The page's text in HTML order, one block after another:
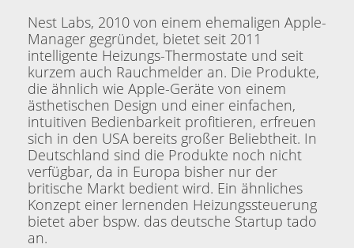
Nest Labs, 2010 von einem ehemaligen Apple-
Manager gegründet, bietet seit 2011
intelligente Heizungs-Thermostate und seit
kurzem auch Rauchmelder an. Die Produkte,
die ähnlich wie Apple-Geräte von einem
ästhetischen Design und einer einfachen,
intuitiven Bedienbarkeit profitieren, erfreuen
sich in den USA bereits großer Beliebtheit. In
Deutschland sind die Produkte noch nicht
verfügbar, da in Europa bisher nur der
britische Markt bedient wird. Ein ähnliches
Konzept einer lernenden Heizungssteuerung
bietet aber bspw. das deutsche Startup tado
an.